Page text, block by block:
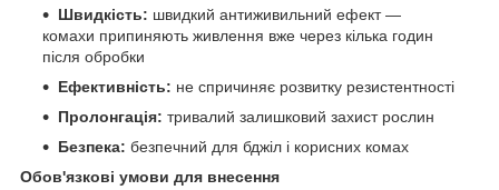
Швидкість: швидкий антиживильний ефект —
комахи припиняють живлення вже через кілька годин
після обробки
Ефективність: не спричиняє розвитку резистентності
Пролонгація: тривалий залишковий захист рослин
Безпека: безпечний для бджіл і корисних комах
Обов'язкові умови для внесення